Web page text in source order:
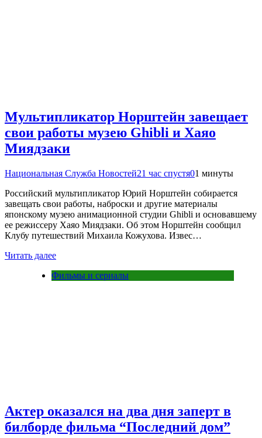
Мультипликатор Норштейн завещает
свои работы музею Ghibli и Хаяо
Миядзаки
Национальная Служба Новостей21 час спустя01 минуты
Российский мультипликатор Юрий Норштейн собирается
завещать свои работы, наброски и другие материалы
японскому музею анимационной студии Ghibli и основавшему
ее режиссеру Хаяо Миядзаки. Об этом Норштейн сообщил
Клубу путешествий Михаила Кожухова. Извес…
Читать далее
Фильмы и сериалы
Актер оказался на два дня заперт в
билборде фильма “Последний дом”